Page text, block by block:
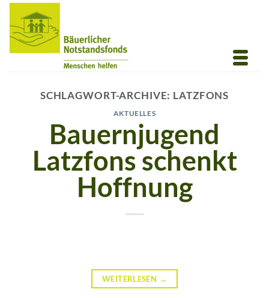
Inhalt
springen
SCHLAGWORT-ARCHIVE: LATZFONS
AKTUELLES
Bauernjugend
Latzfons schenkt
Hoffnung
WEITERLESEN →